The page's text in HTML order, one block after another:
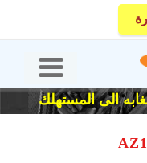
الى المستهلك